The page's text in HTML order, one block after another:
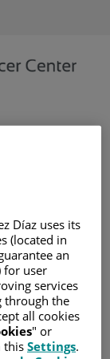
Díaz uses its
(located in
an
for user
services
through the
all cookies
" or
this Settings.